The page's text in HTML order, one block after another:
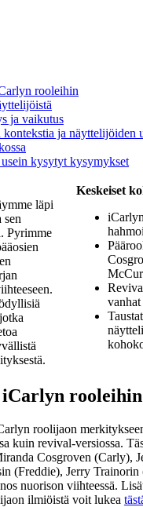
rooleihin
ja vaikutus
kontekstia ja näyttelijöiden
kysytyt kysymykset
läpi
Pyrimme
Keskeiset
iCarlyn rooleihin
roolijaon
kuin revival-versiossa.
Cosgroven (Carly),
(Freddie), Jerry Trainorin
nuorison viihteessä.
ilmiöistä voit lukea